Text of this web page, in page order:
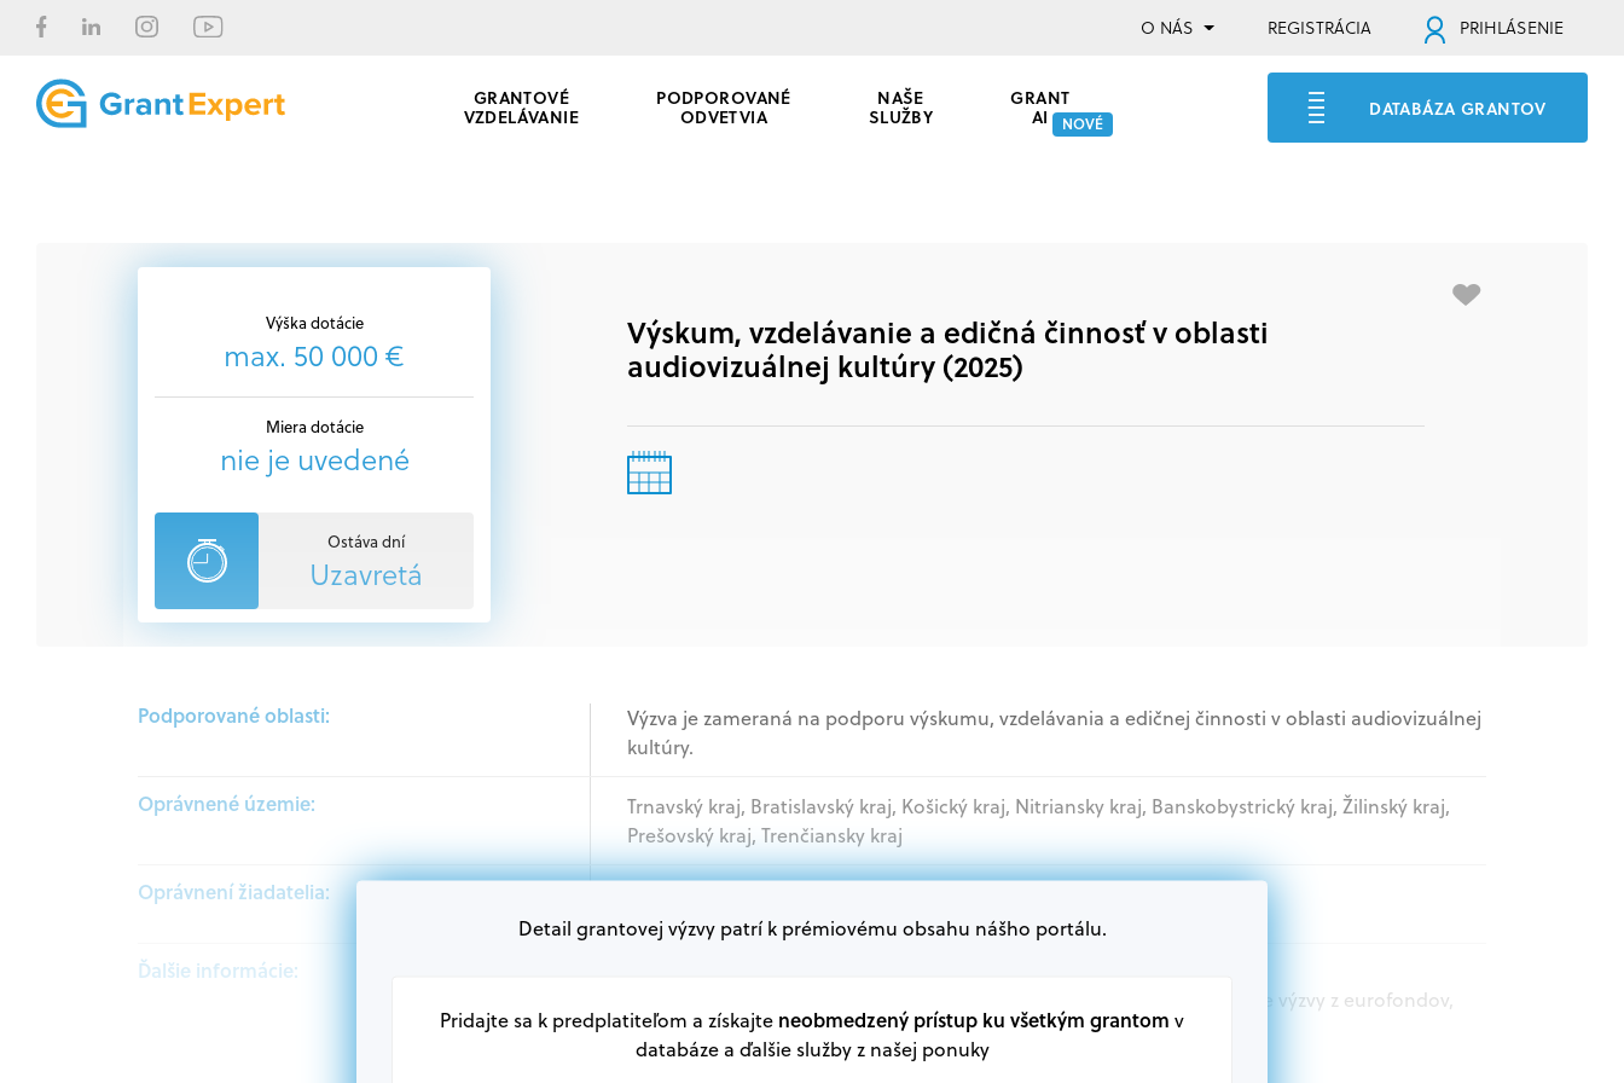
O NÁS REGISTRÁCIA PRIHLÁSENIE
GRANTOVÉ
VZDELÁVANIE
PODPOROVANÉ
ODVETVIA
NAŠE
SLUŽBY
GRANT
AI NOVÉ
DATABÁZA GRANTOV
Výška dotácie
max. 50 000 €
Miera dotácie
nie je uvedené
Ostáva dní
Uzavretá
Výskum, vzdelávanie a edičná činnosť v oblasti
audiovizuálnej kultúry (2025)
Podporované oblasti:
Výzva je zameraná na podporu výskumu, vzdelávania a edičnej činnosti v oblasti audiovizuálnej
kultúry.
Oprávnené územie:
Trnavský kraj, Bratislavský kraj, Košický kraj, Nitriansky kraj, Banskobystrický kraj, Žilinský kraj,
Prešovský kraj, Trenčiansky kraj
Oprávnení žiadatelia:
Akademický sektor, Podnikatelia, Jednotlivci, Mimovládne organizácie
Ďalšie informácie:
V databáze grantov a dotácií na portáli Grantexpert.sk nájdete aktuálne výzvy z eurofondov,
plánu obnovy a ďalších zdrojov.
Detail grantovej výzvy patrí k prémiovému obsahu nášho portálu.
Pridajte sa k predplatiteľom a získajte neobmedzený prístup ku všetkým grantom v
databáze a ďalšie služby z našej ponuky